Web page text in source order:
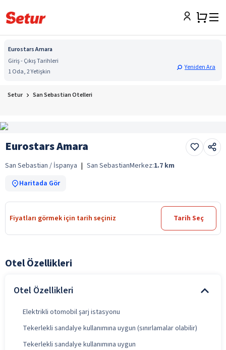
Eurostars Amara
Giriş - Çıkış Tarihleri
1 Oda, 2 Yetişkin
Yeniden Ara
Setur San Sebastian Otelleri
Eurostars Amara
San Sebastian / İspanya | San SebastianMerkez:1.7 km
Haritada Gör
Fiyatları görmek için tarih seçiniz Tarih Seç
Otel Özellikleri
Otel Özellikleri
Elektrikli otomobil şarj istasyonu
Tekerlekli sandalye kullanımına uygun (sınırlamalar olabilir)
Tekerlekli sandalye kullanımına uygun